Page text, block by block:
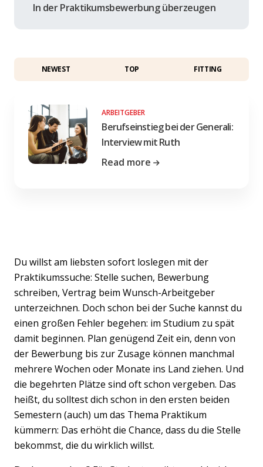
In der Praktikumsbewerbung überzeugen
NEWEST TOP FITTING
ARBEITGEBER
Berufseinstieg bei der Generali:
Interview mit Ruth
Read more
Du willst am liebsten sofort loslegen mit der
Praktikumssuche: Stelle suchen, Bewerbung
schreiben, Vertrag beim Wunsch-Arbeitgeber
unterzeichnen. Doch schon bei der Suche kannst du
einen großen Fehler begehen: im Studium zu spät
damit beginnen. Plan genügend Zeit ein, denn von
der Bewerbung bis zur Zusage können manchmal
mehrere Wochen oder Monate ins Land ziehen. Und
die begehrten Plätze sind oft schon vergeben. Das
heißt, du solltest dich schon in den ersten beiden
Semestern (auch) um das Thema Praktikum
kümmern: Das erhöht die Chance, dass du die Stelle
bekommst, die du wirklich willst.